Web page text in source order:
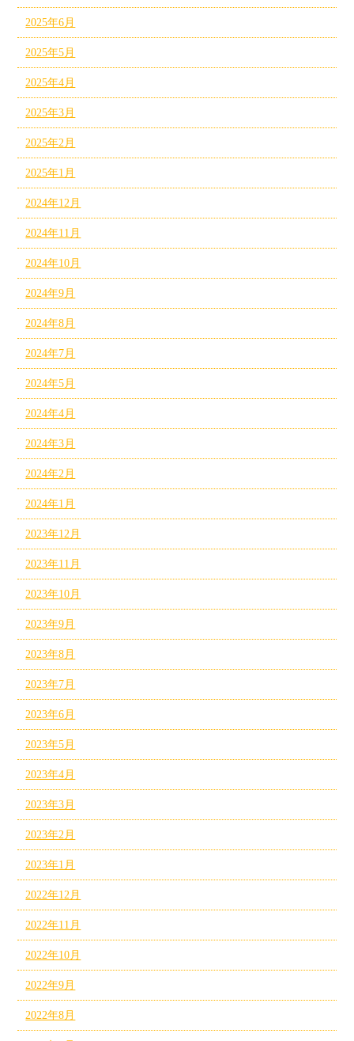
2025年6月
2025年5月
2025年4月
2025年3月
2025年2月
2025年1月
2024年12月
2024年11月
2024年10月
2024年9月
2024年8月
2024年7月
2024年5月
2024年4月
2024年3月
2024年2月
2024年1月
2023年12月
2023年11月
2023年10月
2023年9月
2023年8月
2023年7月
2023年6月
2023年5月
2023年4月
2023年3月
2023年2月
2023年1月
2022年12月
2022年11月
2022年10月
2022年9月
2022年8月